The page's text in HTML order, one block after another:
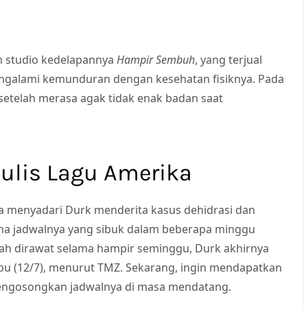
studio kedelapannyaHampir Sembuh, yang terjual
kemunduran dengan kesehatan fisiknya. Pada
merasa agak tidak enak badan saat
Lagu Amerika
menyadari Durk menderita kasus dehidrasi dan
jadwalnya yang sibuk dalam beberapa minggu
dirawat selama hampir seminggu, Durk akhirnya
(12/7), menurut TMZ. Sekarang, ingin mendapatkan
jadwalnya di masa mendatang.